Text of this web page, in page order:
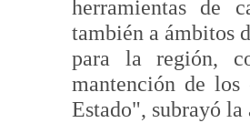
herramientas de
también a ámbitos
para la región,
mantención de los
Estado", subrayó la